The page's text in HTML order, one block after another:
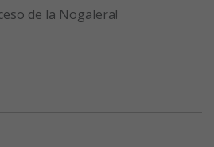
de la Nogalera!